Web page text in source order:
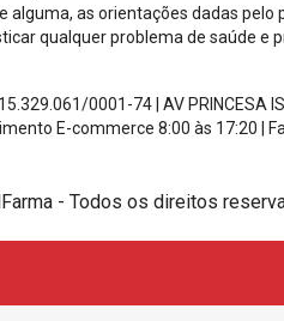
alguma, as orientações dadas
qualquer problema de saúde e
15.329.061/0001-74 AV PRINCESA
E-commerce 8:00 às 17:20
|
- Todos os direitos